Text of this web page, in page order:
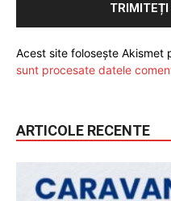
Acest site folosește Akismet
sunt procesate datele
ARTICOLE RECENTE